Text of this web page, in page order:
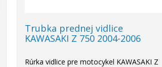
Trubka prednej vidlice
KAWASAKI Z 750 2004-2006
Rúrka vidlice pre motocykel KAWASAKI Z